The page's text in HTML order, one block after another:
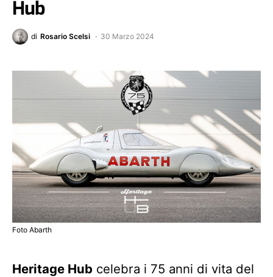
Hub
di Rosario Scelsi 30 Marzo 2024
Foto Abarth
Heritage Hub celebra i 75 anni di vita del